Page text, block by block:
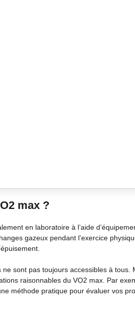
max ?
en laboratoire à l’aide
gazeux pendant l’exercice
ne sont pas toujours accessibles à
raisonnables du VO2 max. Par
méthode pratique pour évaluer vos